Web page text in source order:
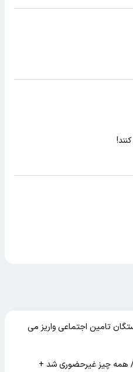
تامین اجتماعی واریز می
/ همه چیز غیرحضوری شد +